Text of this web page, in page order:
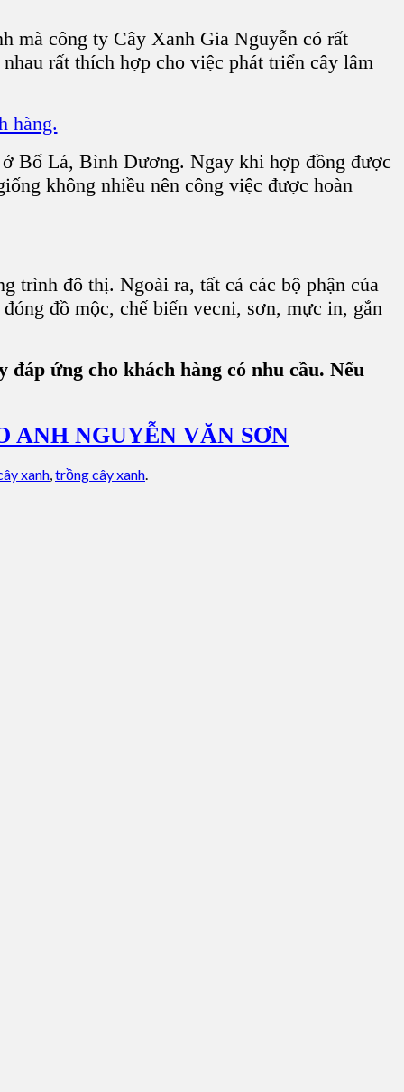
mà công ty Cây Xanh Gia Nguyễn có rất
rất thích hợp cho việc phát triển cây lâm
Bố Lá, Bình Dương. Ngay khi hợp đồng được
không nhiều nên công việc được hoàn
trình đô thị. Ngoài ra, tất cả các bộ phận của
đồ mộc, chế biến vecni, sơn, mực in, gắn
ứng cho khách hàng có nhu cầu. Nếu
ANH NGUYỄN VĂN SƠN
xanh,trồng cây xanh.